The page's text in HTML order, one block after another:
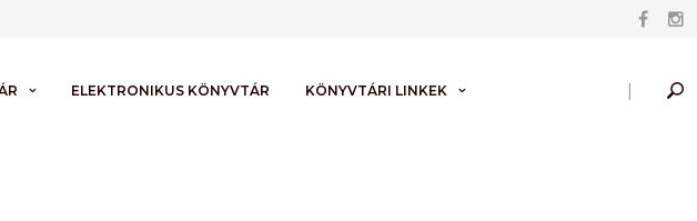
|
ELEKTRONIKUS KÖNYVTÁR KÖNYVTÁRI LINKEK